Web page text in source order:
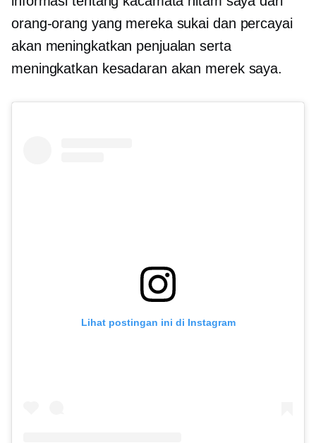
orang-orang yang mereka sukai dan percayai
akan meningkatkan penjualan serta
meningkatkan kesadaran akan merek saya.
Lihat postingan ini di Instagram